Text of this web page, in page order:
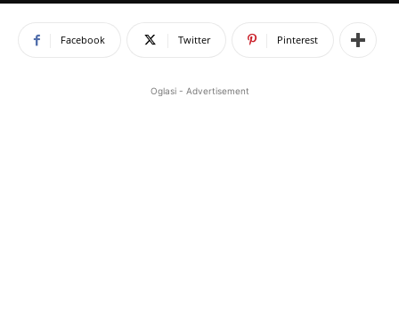
Facebook Twitter Pinterest
Oglasi - Advertisement